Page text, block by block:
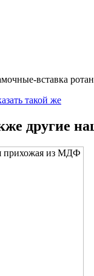
вставка
такой же
другие